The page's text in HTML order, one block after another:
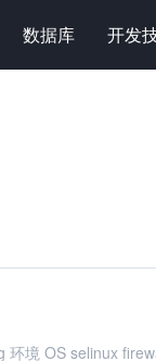
数据库 开发